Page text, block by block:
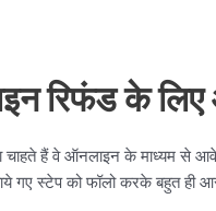
रिफंड के
चाहते हैं वे ऑनलाइन के माध्यम
गए स्टेप को फॉलो करके